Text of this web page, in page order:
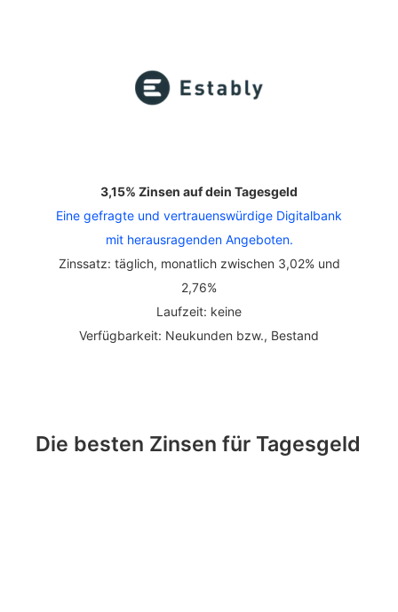
3,15% Zinsen auf dein Tagesgeld
Eine gefragte und vertrauenswürdige Digitalbank
mit herausragenden Angeboten.
Zinssatz: täglich, monatlich zwischen 3,02% und
2,76%
Laufzeit: keine
Verfügbarkeit: Neukunden bzw., Bestand
Die besten Zinsen für Tagesgeld